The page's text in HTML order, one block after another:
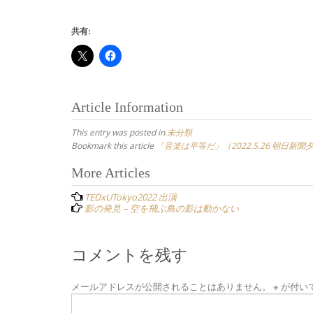
共有:
Article Information
This entry was posted in 未分類
Bookmark this article
「音楽は平等だ」（2022.5.26 朝日新聞
Post
navigation
More Articles
TEDxUTokyo2022 出演
影の発見 – 空を飛ぶ鳥の影は動かない
コメントを残す
メールアドレスが公開されることはありません。 ※ が付い